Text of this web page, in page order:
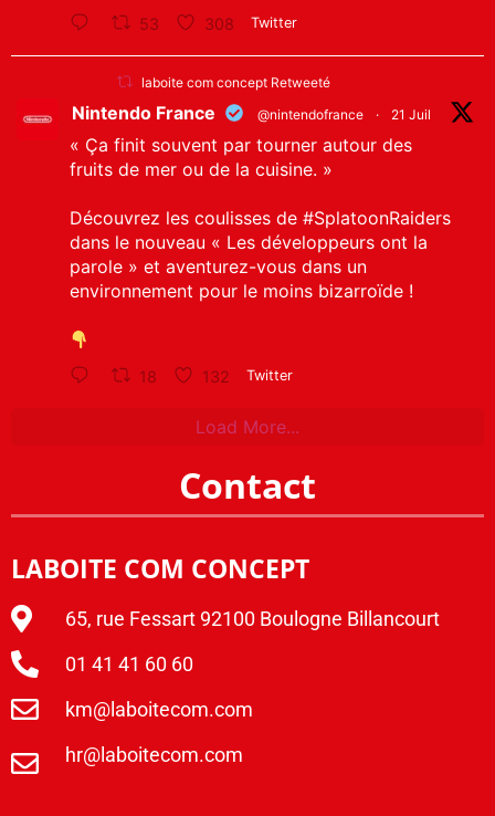
53 308 Twitter
laboite com concept Retweeté
Nintendo France @nintendofrance · 21 Juil
« Ça finit souvent par tourner autour des
fruits de mer ou de la cuisine. »
Découvrez les coulisses de #SplatoonRaiders
dans le nouveau « Les développeurs ont la
parole » et aventurez-vous dans un
environnement pour le moins bizarroïde !
18 132 Twitter
Load More...
Contact
LABOITE COM CONCEPT
65, rue Fessart 92100 Boulogne Billancourt
01 41 41 60 60
km@laboitecom.com
hr@laboitecom.com